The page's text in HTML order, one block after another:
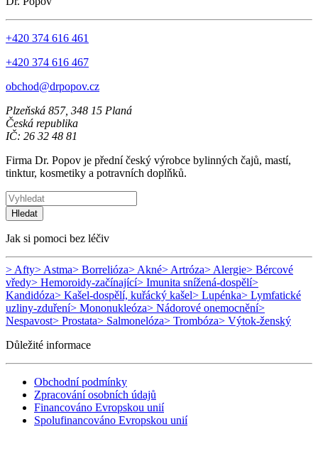
+420 374 616 461
+420 374 616 467
obchod@drpopov.cz
Plzeňská 857, 348 15 Planá
Česká republika
IČ: 26 32 48 81
Firma Dr. Popov je přední český výrobce bylinných čajů, mastí,
tinktur, kosmetiky a potravních doplňků.
Hledat
Jak si pomoci bez léčiv
> Afty> Astma> Borrelióza> Akné> Artróza> Alergie> Bércové
vředy> Hemoroidy-začínající> Imunita snížená-dospělí>
Kandidóza> Kašel-dospělí, kuřácký kašel> Lupénka> Lymfatické
uzliny-zduření> Mononukleóza> Nádorové onemocnění>
Nespavost> Prostata> Salmonelóza> Trombóza> Výtok-ženský
Důležité informace
Obchodní podmínky
Zpracování osobních údajů
Financováno Evropskou unií
Spolufinancováno Evropskou unií